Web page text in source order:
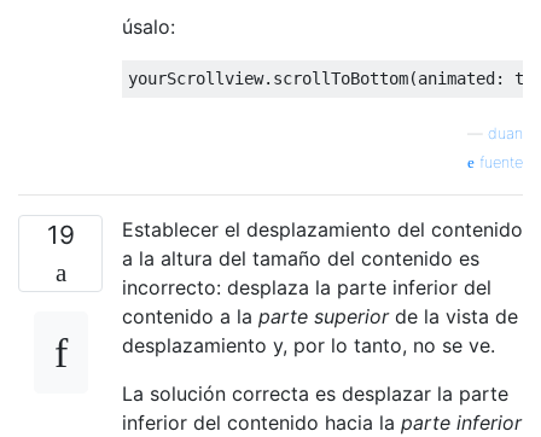
úsalo:
yourScrollview. scrollToBottom(animated:
duan
fuente
19
Establecer el desplazamiento del contenido
a la altura del tamaño del contenido es
incorrecto: desplaza la parte inferior del
contenido a la parte superiorde la vista de
desplazamiento y, por lo tanto, no se ve.
La solución correcta es desplazar la parte
inferior del contenido hacia la parte inferior